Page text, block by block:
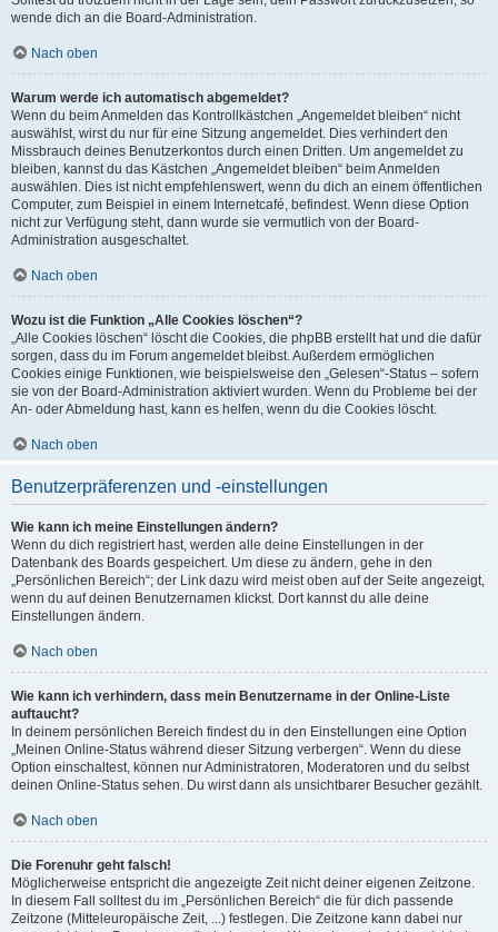
wende dich an die Board-Administration.
Nach oben
Warum werde ich automatisch abgemeldet?
Wenn du beim Anmelden das Kontrollkästchen „Angemeldet bleiben“ nicht
auswählst, wirst du nur für eine Sitzung angemeldet. Dies verhindert den
Missbrauch deines Benutzerkontos durch einen Dritten. Um angemeldet zu
bleiben, kannst du das Kästchen „Angemeldet bleiben“ beim Anmelden
auswählen. Dies ist nicht empfehlenswert, wenn du dich an einem öffentlichen
Computer, zum Beispiel in einem Internetcafé, befindest. Wenn diese Option
nicht zur Verfügung steht, dann wurde sie vermutlich von der Board-
Administration ausgeschaltet.
Nach oben
Wozu ist die Funktion „Alle Cookies löschen“?
„Alle Cookies löschen“ löscht die Cookies, die phpBB erstellt hat und die dafür
sorgen, dass du im Forum angemeldet bleibst. Außerdem ermöglichen
Cookies einige Funktionen, wie beispielsweise den „Gelesen“-Status – sofern
sie von der Board-Administration aktiviert wurden. Wenn du Probleme bei der
An- oder Abmeldung hast, kann es helfen, wenn du die Cookies löscht.
Nach oben
Benutzerpräferenzen und -einstellungen
Wie kann ich meine Einstellungen ändern?
Wenn du dich registriert hast, werden alle deine Einstellungen in der
Datenbank des Boards gespeichert. Um diese zu ändern, gehe in den
„Persönlichen Bereich“; der Link dazu wird meist oben auf der Seite angezeigt,
wenn du auf deinen Benutzernamen klickst. Dort kannst du alle deine
Einstellungen ändern.
Nach oben
Wie kann ich verhindern, dass mein Benutzername in der Online-Liste
auftaucht?
In deinem persönlichen Bereich findest du in den Einstellungen eine Option
„Meinen Online-Status während dieser Sitzung verbergen“. Wenn du diese
Option einschaltest, können nur Administratoren, Moderatoren und du selbst
deinen Online-Status sehen. Du wirst dann als unsichtbarer Besucher gezählt.
Nach oben
Die Forenuhr geht falsch!
Möglicherweise entspricht die angezeigte Zeit nicht deiner eigenen Zeitzone.
In diesem Fall solltest du im „Persönlichen Bereich“ die für dich passende
Zeitzone (Mitteleuropäische Zeit, ...) festlegen. Die Zeitzone kann dabei nur